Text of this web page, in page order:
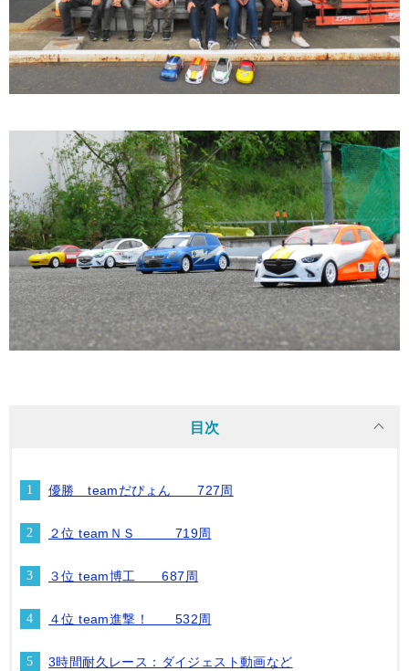
目次
優勝 teamだぴょん 727周
２位 teamＮＳ 719周
３位 team博工 687周
４位 team進撃！ 532周
3時間耐久レース：ダイジェスト動画など